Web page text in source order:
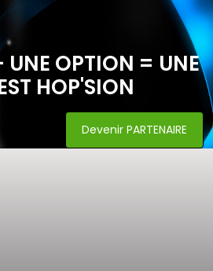
UNE OPTION = UNE
HOP'SION
Devenir PARTENAIRE